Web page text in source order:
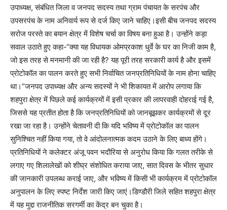
उपाध्यक्ष, संबंधित जिला व जनपद सदस्य तथा ग्राम पंचायत के सरपंच और
उपसरपंच के नाम अनिवार्य रूप से दर्ज किए जाने चाहिए।इसी बीच जनपद सदस्य
सरोज परस्ते का बयान क्षेत्र में विशेष चर्चा का विषय बना हुआ है। उन्होंने कड़ा
सवाल उठाते हुए कहा-“क्या यह विधायक ओमप्रकाश धुर्वे के घर का निजी काम है,
जो इस तरह से मनमानी की जा रही है? यह पूरी तरह सरकारी कार्य है और इसमें
प्रोटोकॉल का पालन करते हुए सभी निर्वाचित जनप्रतिनिधियों के नाम होना चाहिए
था।”जनपद उपाध्यक्ष और अन्य सदस्यों ने भी शिकायत में आरोप लगाया कि
शहपुरा क्षेत्र में पिछले कई कार्यक्रमों में इसी प्रकार की लापरवाही दोहराई गई है,
जिससे यह प्रतीत होता है कि जनप्रतिनिधियों को जानबूझकर कार्यक्रमों से दूर
रखा जा रहा है। उन्होंने चेतावनी दी कि यदि भविष्य में प्रोटोकॉल का पालन
सुनिश्चित नहीं किया गया, तो वे आंदोलनात्मक कदम उठाने के लिए बाध्य होंगे।
प्रतिनिधियों ने कलेक्टर अंजू पवन भदौरिया से अनुरोध किया कि गलत तरीके से
लगाए गए शिलालेखों को शीघ्र संशोधित कराया जाए, सात दिवस के भीतर सुधार
की जानकारी उपलब्ध कराई जाए, और भविष्य में किसी भी कार्यक्रम में प्रोटोकॉल
अनुपालन के लिए स्पष्ट निर्देश जारी किए जाएं।डिण्डौरी जिले सहित शहपुरा क्षेत्र
में यह मुद्दा राजनीतिक सरगर्मी का केंद्र बन चुका है।